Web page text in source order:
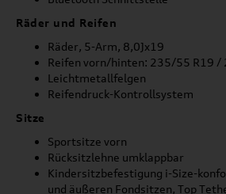
Räder und Reifen
Räder, 5-Arm, 8,0Jx19
Reifen vorn/hinten: 235/55 R19 /
Leichtmetallfelgen
Reifendruck-Kontrollsystem
Sitze
Sportsitze vorn
Rücksitzlehne umklappbar
Kindersitzbefestigung i-Size-
und äußeren Fondsitzen, Top